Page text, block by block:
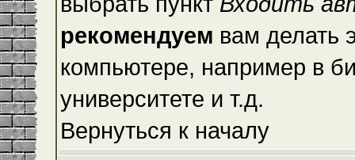
рекомендуем вам делать
компьютере, например в
университете и т.д.
Вернуться к началу